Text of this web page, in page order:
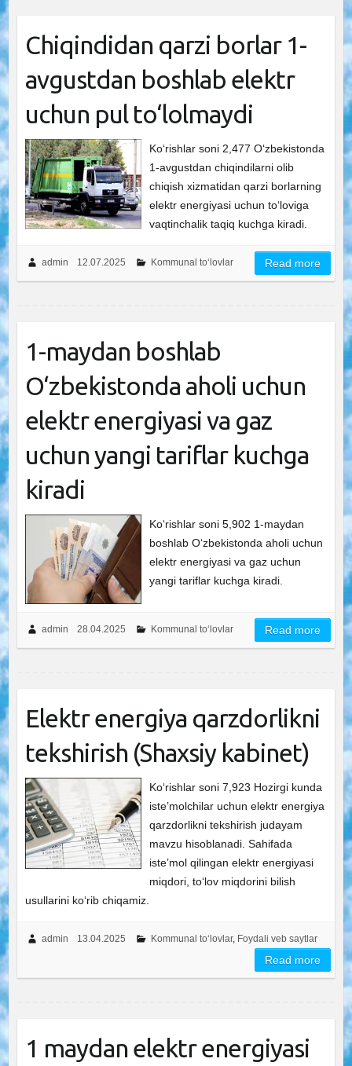
Chiqindidan qarzi borlar 1-
avgustdan boshlab elektr
uchun pul to‘lolmaydi
Ko‘rishlar soni 2,477 Oʻzbekistonda
1-avgustdan chiqindilarni olib
chiqish xizmatidan qarzi borlarning
elektr energiyasi uchun toʻloviga
vaqtinchalik taqiq kuchga kiradi.
admin 12.07.2025 Kommunal to‘lovlar Read more
1-maydan boshlab
O‘zbekistonda aholi uchun
elektr energiyasi va gaz
uchun yangi tariflar kuchga
kiradi
Ko‘rishlar soni 5,902 1-maydan
boshlab O‘zbekistonda aholi uchun
elektr energiyasi va gaz uchun
yangi tariflar kuchga kiradi.
admin 28.04.2025 Kommunal to‘lovlar Read more
Elektr energiya qarzdorlikni
tekshirish (Shaxsiy kabinet)
Ko‘rishlar soni 7,923 Hozirgi kunda
istе’molchilar uchun elektr energiya
qarzdorlikni tekshirish judayam
mavzu hisoblanadi. Sahifada
iste’mol qilingan elektr energiyasi
miqdori, toʻlov miqdorini bilish
usullarini koʻrib chiqamiz.
admin 13.04.2025 Kommunal to‘lovlar, Foydali veb saytlar
Read more
1 maydan elektr energiyasi